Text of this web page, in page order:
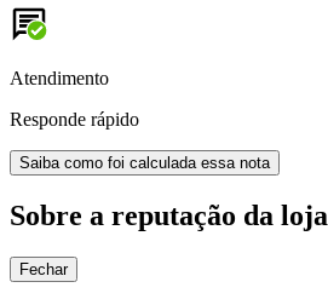
Atendimento
Responde rápido
Saiba como foi calculada essa nota
Sobre a reputação da loja
Fechar